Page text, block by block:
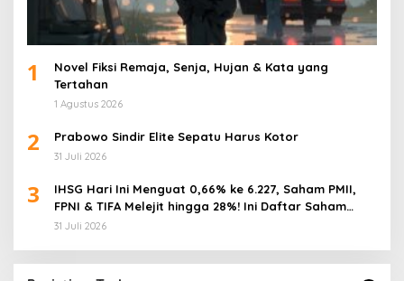
1
Novel Fiksi Remaja, Senja, Hujan & Kata yang
Tertahan
1 Agustus 2026
2 Prabowo Sindir Elite Sepatu Harus Kotor
31 Juli 2026
3
IHSG Hari Ini Menguat 0,66% ke 6.227, Saham PMII,
FPNI & TIFA Melejit hingga 28%! Ini Daftar Saham
Paling Cuan & Volume Tertinggi 31 Juli 2026
31 Juli 2026